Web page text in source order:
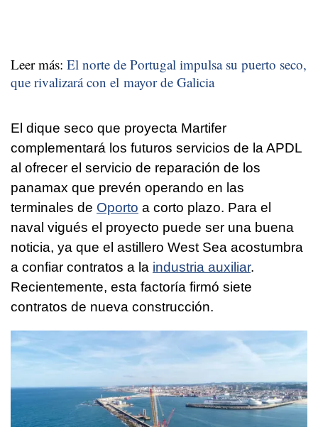
Leer más: El norte de Portugal impulsa su puerto seco,
que rivalizará con el mayor de Galicia
El dique seco que proyecta Martifer
complementará los futuros servicios de la APDL
al ofrecer el servicio de reparación de los
panamax que prevén operando en las
terminales de Oporto a corto plazo. Para el
naval vigués el proyecto puede ser una buena
noticia, ya que el astillero West Sea acostumbra
a confiar contratos a la industria auxiliar.
Recientemente, esta factoría firmó siete
contratos de nueva construcción.